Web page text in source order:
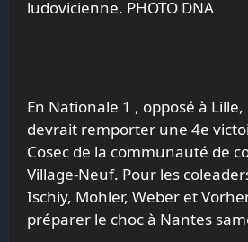
ludovicienne. PHOTO DNA
En Nationale 1 , opposé à Lille,
devrait remporter une 4e
Cosec de la communauté de
Village-Neuf. Pour les
Ischiy, Mohler, Weber et
préparer le choc à Nantes